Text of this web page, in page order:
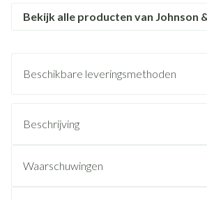
Bekijk alle producten van Johnson
Beschikbare leveringsmethoden
Beschrijving
Waarschuwingen